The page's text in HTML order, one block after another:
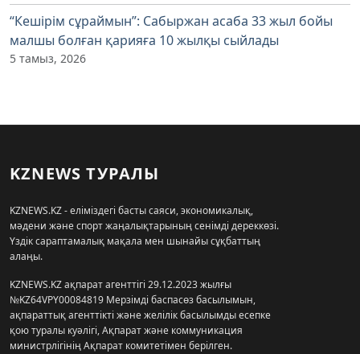
“Кешірім сұраймын”: Сабыржан асаба 33 жыл бойы
малшы болған қарияға 10 жылқы сыйлады
5 тамыз, 2026
KZNEWS ТУРАЛЫ
KZNEWS.KZ - еліміздегі басты саяси, экономикалық,
мәдени және спорт жаңалықтарының сенімді дереккөзі.
Үздік сараптамалық мақала мен шынайы сұқбаттың
алаңы.
KZNEWS.KZ ақпарат агенттігі 29.12.2023 жылғы
№KZ64VPY00084819 Мерзімді баспасөз басылымын,
ақпараттық агенттікті және желілік басылымды есепке
қою туралы куәлігі, Ақпарат және коммуникация
министрлігінің Ақпарат комитетімен берілген.